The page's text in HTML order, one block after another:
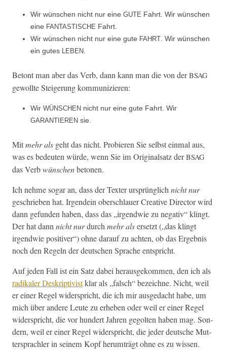
Wir wün­schen nicht nur eine GUTE Fahrt. Wir wün­schen
eine FANTASTISCHE Fahrt.
Wir wün­schen nicht nur eine gute FAHRT . Wir wün­schen
ein gutes LEBEN
Betont man aber das Verb, dann kann man die von derBSAG
gewollte Steigerung kommunizieren:
Wir WÜNSCHEN nicht nur eine gute Fahrt. Wir
GARANTIEREN sie.
Mitmehr als geht das nicht. Pro­bieren Sie selb­st ein­mal aus,
was es bedeuten würde, wenn Sie im Orig­i­nal­satz derBSAG
das Verbwün­schenbetonen.
Ich nehme sog­ar an, dass der Tex­ter ursprünglichnicht nur
geschrieben hat. Irgen­dein ober­schlauer Cre­ative Direc­tor wird
dann gefun­den haben, dass das „irgend­wie zu neg­a­tiv“ klingt.
Der hat dannnicht nurdurchmehr alserset­zt („das klingt
irgend­wie pos­i­tiv­er“) ohne darauf zu acht­en, ob das Ergeb­nis
noch den Regeln der deutschen Sprache entspricht.
Auf jeden Fall ist ein Satz dabei her­aus­gekom­men, den ich als
radikaler Deskrip­tivistklar als „falsch“ beze­ichne. Nicht, weil
er ein­er Regel wider­spricht, die ich mir aus­gedacht habe, um
mich über andere Leute zu erheben oder weil er ein­er Regel
wider­spricht, die vor hun­dert Jahren gegolten haben mag. Son­
dern, weil er ein­er Regel wider­spricht, die jed­er deutsche Mut­
ter­sprach­ler in seinem Kopf herumträgt ohne es zu wissen.